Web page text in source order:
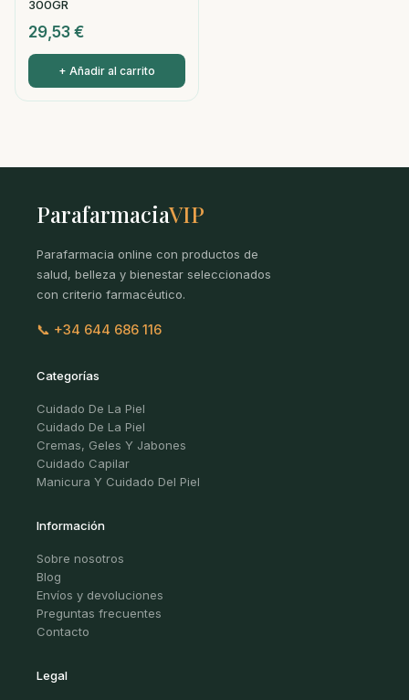
300GR
29,53 €
+ Añadir al carrito
ParafarmaciaVIP
Parafarmacia online con productos de
salud, belleza y bienestar seleccionados
con criterio farmacéutico.
📞 +34 644 686 116
Categorías
Cuidado De La Piel
Cuidado De La Piel
Cremas, Geles Y Jabones
Cuidado Capilar
Manicura Y Cuidado Del Piel
Información
Sobre nosotros
Blog
Envíos y devoluciones
Preguntas frecuentes
Contacto
Legal